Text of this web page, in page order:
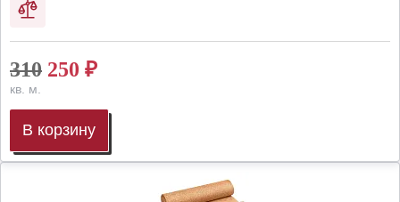
310 250 ₽
кв. м.
В корзину